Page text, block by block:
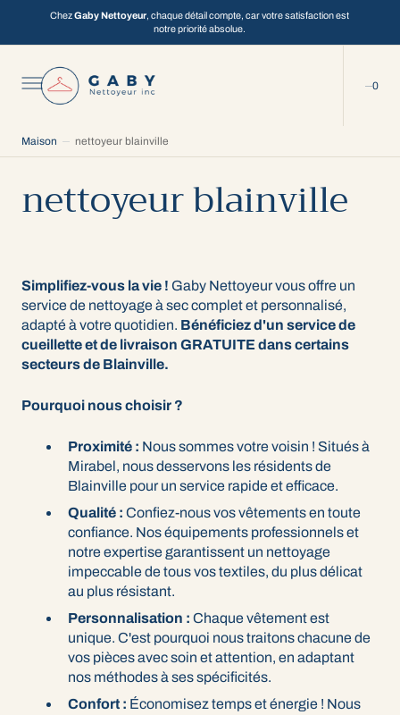
ChezGaby Nettoyeur, chaque détail compte, car votre satisfaction est
notre priorité absolue.
00
Maison nettoyeur blainville
nettoyeur blainville
Simplifiez-vous la vie ! Gaby Nettoyeur vous offre un
service de nettoyage à sec complet et personnalisé,
adapté à votre quotidien. Bénéficiez d'un service de
cueillette et de livraison GRATUITE dans certains
secteurs de Blainville.
Pourquoi nous choisir ?
Proximité : Nous sommes votre voisin ! Situés à
Mirabel, nous desservons les résidents de
Blainville pour un service rapide et efficace.
Qualité : Confiez-nous vos vêtements en toute
confiance. Nos équipements professionnels et
notre expertise garantissent un nettoyage
impeccable de tous vos textiles, du plus délicat
au plus résistant.
Personnalisation : Chaque vêtement est
unique. C'est pourquoi nous traitons chacune de
vos pièces avec soin et attention, en adaptant
nos méthodes à ses spécificités.
Confort : Économisez temps et énergie ! Nous